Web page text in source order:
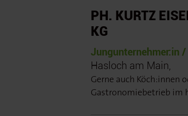
PH. KURTZ
KG
Jungunternehmer:in
Hasloch am Main,
Gerne auch Köch:innen
Gastronomiebetrieb im